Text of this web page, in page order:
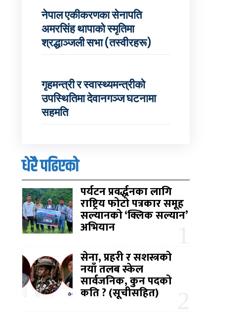
नेपाल एकीकरणका सेनापति
अमरसिंह थापाको स्मृतिमा
श्रद्धाञ्जली सभा (तस्वीरहरू)
गृहमन्त्री र स्वास्थ्यमन्त्रीको
उपस्थितिमा देवानगञ्ज घटनामा
सहमति
धेरै पढिएको
पर्यटन प्रवर्द्धनका लागि
राष्ट्रिय फोटो पत्रकार समूह
सल्यानको ‘क्लिक सल्यान’
अभियान
सेना, प्रहरी र सशस्त्रको
नयाँ तलब स्केल
सार्वजनिक, कुन पदको
कति ? (सूचीसहित)